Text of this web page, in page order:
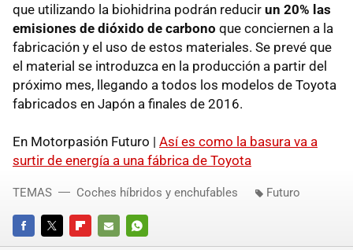
que utilizando la biohidrina podrán reducir un 20% las
emisiones de dióxido de carbono que conciernen a la
fabricación y el uso de estos materiales. Se prevé que
el material se introduzca en la producción a partir del
próximo mes, llegando a todos los modelos de Toyota
fabricados en Japón a finales de 2016.
En Motorpasión Futuro | Así es como la basura va a
surtir de energía a una fábrica de Toyota
FACEBOOKTWITTERFLIPBOARD
E-
WHATSAPP
TEMAS Coches híbridos y enchufables Futuro